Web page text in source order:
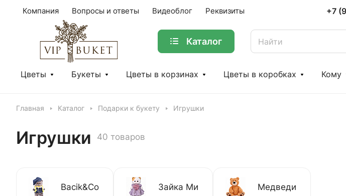
Компания Вопросы и ответы Видеоблог Реквизиты +7
Каталог
Цветы Букеты Цветы в корзинах Цветы в коробках Кому
Главная Каталог Подарки к букету Игрушки
Игрушки 40 товаров
Bacik&Co Зайка Ми Медведи